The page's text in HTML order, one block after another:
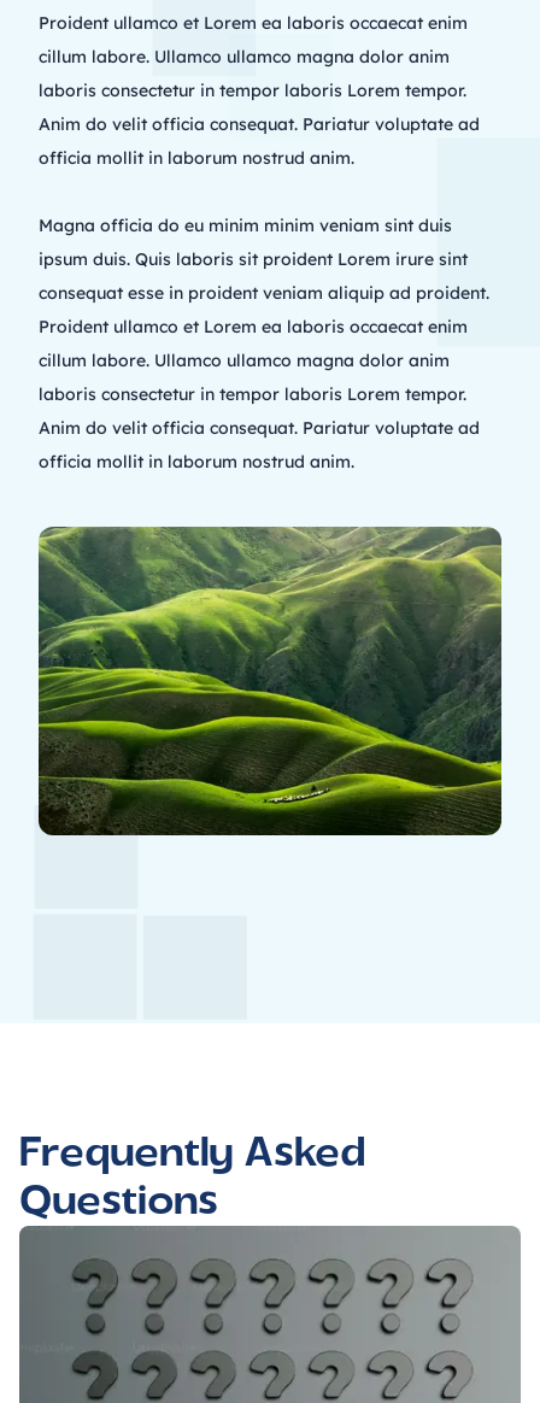
Proident ullamco et Lorem ea laboris occaecat enim
cillum labore. Ullamco ullamco magna dolor anim
laboris consectetur in tempor laboris Lorem tempor.
Anim do velit officia consequat. Pariatur voluptate ad
officia mollit in laborum nostrud anim.
Magna officia do eu minim minim veniam sint duis
ipsum duis. Quis laboris sit proident Lorem irure sint
consequat esse in proident veniam aliquip ad proident.
Proident ullamco et Lorem ea laboris occaecat enim
cillum labore. Ullamco ullamco magna dolor anim
laboris consectetur in tempor laboris Lorem tempor.
Anim do velit officia consequat. Pariatur voluptate ad
officia mollit in laborum nostrud anim.
Frequently Asked
Questions